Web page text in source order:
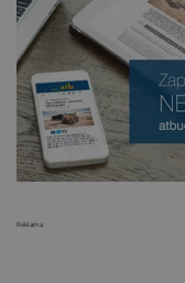
Reklama
POKAŻ